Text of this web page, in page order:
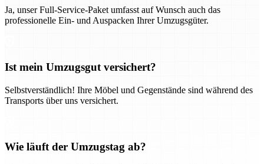
Ja, unser Full-Service-Paket umfasst auf Wunsch auch das
professionelle Ein- und Auspacken Ihrer Umzugsgüter.
Ist mein Umzugsgut versichert?
Selbstverständlich! Ihre Möbel und Gegenstände sind während des
Transports über uns versichert.
Wie läuft der Umzugstag ab?